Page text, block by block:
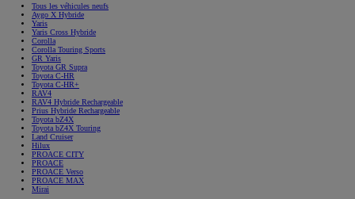
Tous les véhicules neufs
Aygo X Hybride
Yaris
Yaris Cross Hybride
Corolla
Corolla Touring Sports
GR Yaris
Toyota GR Supra
Toyota C-HR
Toyota C-HR+
RAV4
RAV4 Hybride Rechargeable
Prius Hybride Rechargeable
Toyota bZ4X
Toyota bZ4X Touring
Land Cruiser
Hilux
PROACE CITY
PROACE
PROACE Verso
PROACE MAX
Mirai